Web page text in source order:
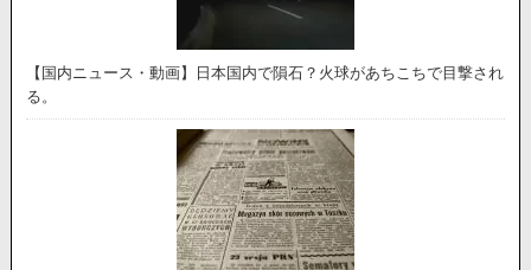
【国内ニュース・動画】日本国内で隕石？火球があちこちで目撃され
る。